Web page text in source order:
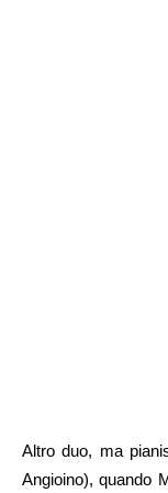
Altro duo, ma
Angioino), quando